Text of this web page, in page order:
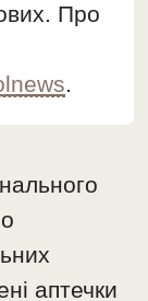
Про
.
аптечки